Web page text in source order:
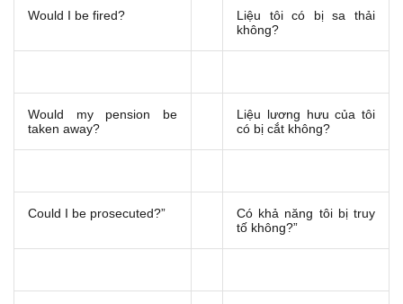
Would I be fired?
Liệu tôi có bị sa thải
không?
Would my pension be
taken away?
Liệu lương hưu của tôi
có bị cắt không?
Could I be prosecuted?”
Có khả năng tôi bị truy
tố không?”